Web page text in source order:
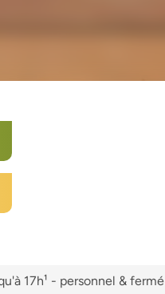
17h¹ - personnel & fermé